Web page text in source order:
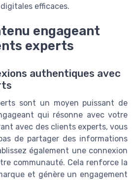
efficaces.
engageant
experts
authentiques avec
sont un moyen puissant de
qui résonne avec votre
avec des clients experts, vous
de partager des informations
également une connexion
communauté. Cela renforce la
et génère un engagement